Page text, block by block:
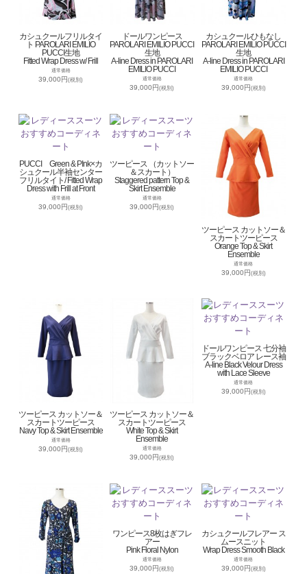
カシュクールフリルタイ
ト PAROLARI EMILIO
PUCCI生地
Fitted Wrap Dress w/ Frill
通常価格
39,000円(税別)
ドールワンピース
PAROLARI EMILIO PUCCI
生地
A-line Dress in PAROLARI
EMILIO PUCCI
通常価格
39,000円(税別)
カシュクールひもなし
PAROLARI EMILIO PUCCI
生地
A-line Dress in PAROLARI
EMILIO PUCCI
通常価格
39,000円(税別)
PUCCI Green & PInk×カ
シュクール半袖センター
フリルタイト/ Fitted Wrap
Dress with Frill at Front
通常価格
39,000円(税別)
ツーピース （カットソー
＆スカート）
Staggered pattern Top &
Skirt Ensemble
通常価格
39,000円(税別)
ツーピース カットソー＆
スカートツーピース
Orange Top & Skirt
Ensemble
通常価格
39,000円(税別)
ツーピース カットソー＆
スカートツーピース
Navy Top & Skirt Ensemble
通常価格
39,000円(税別)
ツーピース カットソー＆
スカートツーピース
White Top & Skirt
Ensemble
通常価格
39,000円(税別)
ドールワンピース 七分袖
ブラックベロア レース袖
A-line Black Velour Dress
with Lace Sleeve
通常価格
39,000円(税別)
ワンピース8枚はぎフレ
アー
Pink Floral Nylon
通常価格
39,000円(税別)
カシュクールフレアー ス
ムースニット
Wrap Dress Smooth Black
通常価格
39,000円(税別)